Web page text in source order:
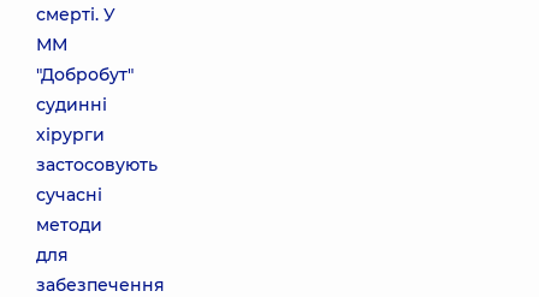
смерті. У
ММ
"Добробут"
судинні
хірурги
застосовують
сучасні
методи
для
забезпечення